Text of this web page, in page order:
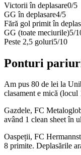
Victorii în deplasare0/5
GG în deplasare4/5
Fără gol primit în
GG (toate meciurile)5/
Peste 2,5 goluri5/10
Ponturi
Am pus 80 de lei la
clasament e mică
Gazdele, FC
având 1 clean sheet în
Oaspeții, FC
8 primite. Deplasările